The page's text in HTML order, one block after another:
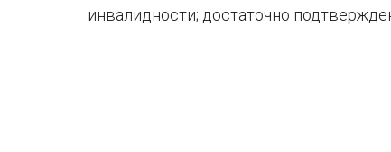
инвалидности; достаточно